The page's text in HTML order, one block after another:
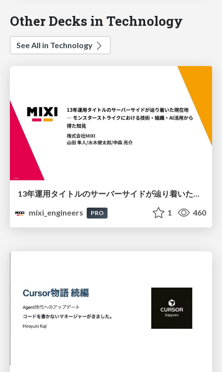
Other Decks in Technology
See All in Technology
mixi_engineers
PRO 1 460